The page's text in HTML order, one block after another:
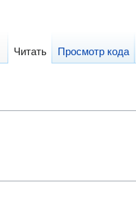
Читать Просмотр кода